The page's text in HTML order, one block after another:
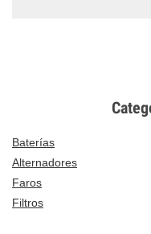
Baterías
Alternadores
Faros
Filtros